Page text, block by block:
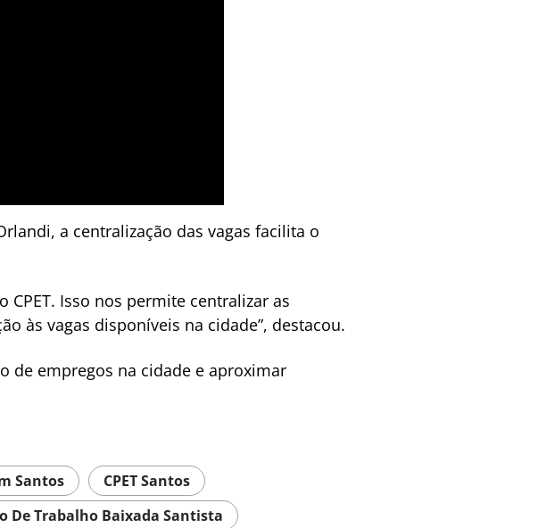
a centralização das vagas facilita o
Isso nos permite centralizar as
às vagas disponíveis na cidade”, destacou.
de empregos na cidade e aproximar
Santos
CPET Santos
De Trabalho Baixada Santista